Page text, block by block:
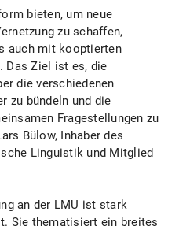
bieten, um neue
zu schaffen,
auch mit kooptierten
Das Ziel ist es, die
die verschiedenen
zu bündeln und die
Fragestellungen zu
Bülow, Inhaber des
Linguistik und Mitglied
an der LMU ist stark
Sie thematisiert ein breites